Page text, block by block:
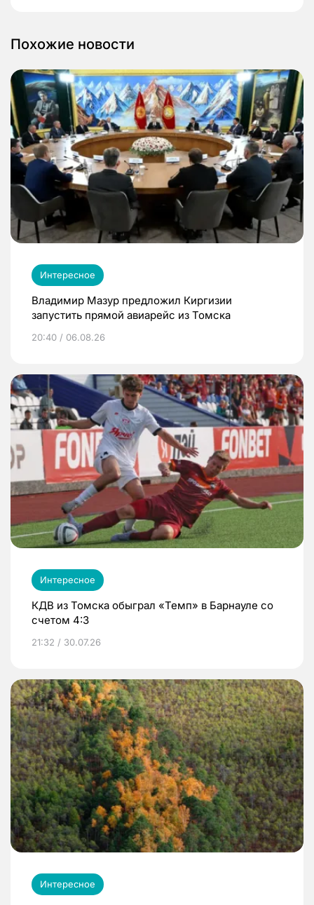
Похожие новости
Интересное
Владимир Мазур предложил Киргизии
запустить прямой авиарейс из Томска
20:40 / 06.08.26
Интересное
КДВ из Томска обыграл «Темп» в Барнауле со
счетом 4:3
21:32 / 30.07.26
Интересное